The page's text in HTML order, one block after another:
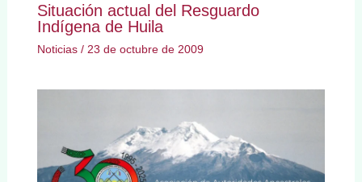
Situación actual del Resguardo
Indígena de Huila
Noticias/ 23 de octubre de 2009